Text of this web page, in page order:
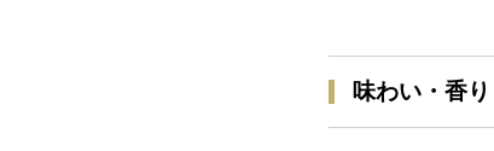
味わい・香り